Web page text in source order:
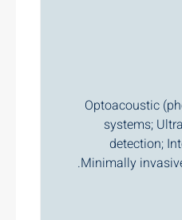
Optoacoustic
systems;
detection;
Minimally